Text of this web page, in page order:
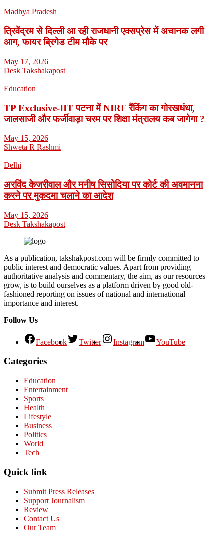
Madhya Pradesh
त्रिवेंद्रम से दिल्ली आ रही राजधानी एक्सप्रेस में अचानक लगी
आग, फायर ब्रिगेड टीम मौके पर
May 17, 2026
Desk Takshakapost
Education
TP Exclusive-IIT पटना में NIRF रैंकिंग का गोरखधंधा,
जालसाजी और फर्जीवाड़ा चरम पर शिक्षा मंत्रालय कब जागेगा ?
May 15, 2026
Shweta R Rashmi
Delhi
अरविंद केजरीवाल और मनीष सिसोदिया पर कोर्ट की अवमानना
करने पर मुकदमा चलाने का आदेश
May 15, 2026
Desk Takshakapost
As a publication, takshakpost.com will be firmly committed to
public interest and democratic values. Apart from providing
authoritative analysis and commentary, the aim, as our resources
grow, is to build ourselves as a platform driven by good old-
fashioned reporting on issues of national and international
importance and interest.
Follow Us
Facebook Twitter Instagram YouTube
Categories
Education
Entertainment
Sports
Health
Lifestyle
Business
Politics
World
Tech
Quick link
Submit Press Releases
Support Journalism
Review
Contact Us
Our Team